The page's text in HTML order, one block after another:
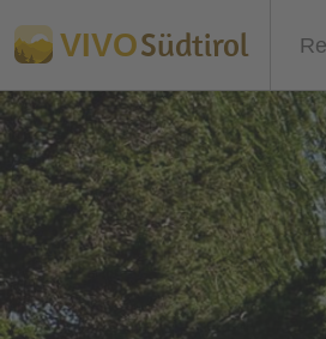
VIVOSüdtirol